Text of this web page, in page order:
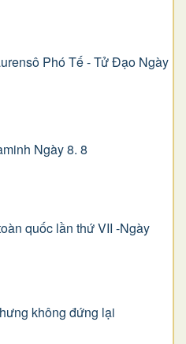
Phó Tế - Tử Đạo Ngày
Ngày 8. 8
quốc lần thứ VII -Ngày
không đứng lại